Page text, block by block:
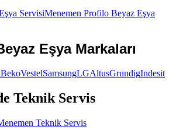
ServisiMenemen Profilo Beyaz Eşya
EşyaMarkaları
BekoVestelSamsungLGAltusGrundigIndesit
Teknik Servis
Teknik Servis